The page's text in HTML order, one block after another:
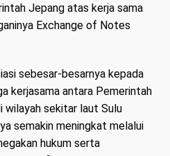
Jepang atas kerja sama
Exchange of Notes
sebesar-besarnya kepada
kerjasama antara Pemerintah
wilayah sekitar laut Sulu
semakin meningkat melalui
hukum serta